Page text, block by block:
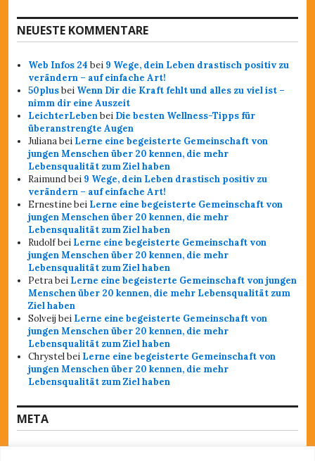
NEUESTE KOMMENTARE
Web Infos 24 bei 9 Wege, dein Leben drastisch positiv zu
verändern – auf einfache Art!
50plusbei Wenn Dir die Kraft fehlt und alles zu viel ist –
nimm dir eine Auszeit
LeichterLebenbei Die besten Wellness-Tipps für
überanstrengte Augen
Julianabei Lerne eine begeisterte Gemeinschaft von
jungen Menschen über 20 kennen, die mehr
Lebensqualität zum Ziel haben
Raimundbei 9 Wege, dein Leben drastisch positiv zu
verändern – auf einfache Art!
Ernestinebei Lerne eine begeisterte Gemeinschaft von
jungen Menschen über 20 kennen, die mehr
Lebensqualität zum Ziel haben
Rudolfbei Lerne eine begeisterte Gemeinschaft von
jungen Menschen über 20 kennen, die mehr
Lebensqualität zum Ziel haben
Petrabei Lerne eine begeisterte Gemeinschaft von jungen
Menschen über 20 kennen, die mehr Lebensqualität zum
Ziel haben
Solveij bei Lerne eine begeisterte Gemeinschaft von
jungen Menschen über 20 kennen, die mehr
Lebensqualität zum Ziel haben
Chrystelbei Lerne eine begeisterte Gemeinschaft von
jungen Menschen über 20 kennen, die mehr
Lebensqualität zum Ziel haben
META